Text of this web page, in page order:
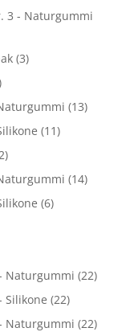
3 - Naturgummi
(3)
(13)
(11)
(14)
(6)
Naturgummi (22)
Silikone (22)
Naturgummi (22)